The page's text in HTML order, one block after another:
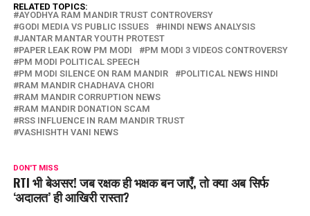
RELATED TOPICS:
AYODHYA RAM MANDIR TRUST CONTROVERSY
GODI MEDIA VS PUBLIC ISSUES
HINDI NEWS ANALYSIS
JANTAR MANTAR YOUTH PROTEST
PAPER LEAK ROW PM MODI
PM MODI 3 VIDEOS CONTROVERSY
PM MODI POLITICAL SPEECH
PM MODI SILENCE ON RAM MANDIR
POLITICAL NEWS HINDI
RAM MANDIR CHADHAVA CHORI
RAM MANDIR CORRUPTION NEWS
RAM MANDIR DONATION SCAM
RSS INFLUENCE IN RAM MANDIR TRUST
VASHISHTH VANI NEWS
DON'T MISS
RTI भी बेअसर! जब रक्षक ही भक्षक बन जाएँ, तो क्या अब सिर्फ
‘अदालत’ ही आखिरी रास्ता?